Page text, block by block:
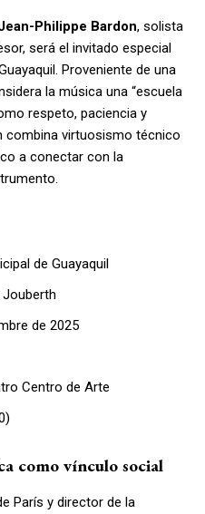
Philippe Bardon, solista
será el invitado especial
Proveniente de una
la música una “escuela
respeto, paciencia y
combina virtuosismo técnico
a conectar con la
de Guayaquil
de 2025
Centro de Arte
como vínculo social
París y director de la